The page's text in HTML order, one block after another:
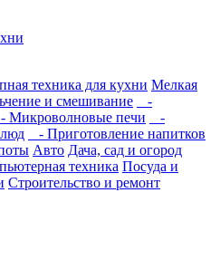
техника для кухни Мелкая
и смешивание
-
Микроволновые печи
-
- Приготовление напитков
Авто Дача, сад и огород
техника Посуда и
Строительство и ремонт